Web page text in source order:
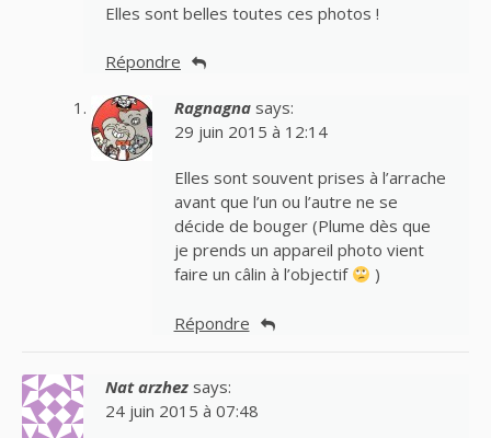
Elles sont belles toutes ces photos !
Répondre
Ragnagna says:
29 juin 2015 à 12:14
Elles sont souvent prises à l’arrache
avant que l’un ou l’autre ne se
décide de bouger (Plume dès que
je prends un appareil photo vient
faire un câlin à l’objectif
)
Répondre
Nat arzhez says:
24 juin 2015 à 07:48